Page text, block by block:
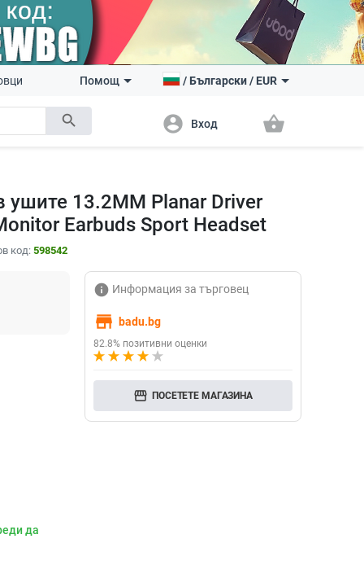
search
Помощ /Български/ EUR
account_circle Вход shopping_basket
ушите 13.2MM Planar Driver
Earbuds Sport Headset
код: 598542
да
info Информация за търговец
store badu.bg
82.8% позитивни оценки
storefront ПОСЕТЕТЕ МАГАЗИНА